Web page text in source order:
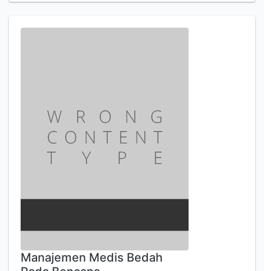
Manajemen Medis Bedah